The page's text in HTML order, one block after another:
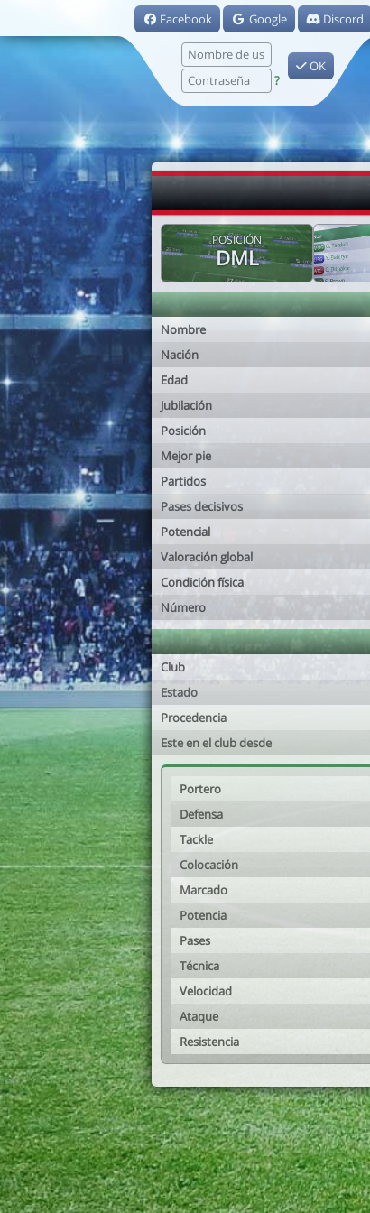
Facebook Google Discord
?
OK
POSICIÓN
DML
Nombre
Nación
Edad
Jubilación
Posición
Mejor pie
Partidos
Pases decisivos
Potencial
Valoración global
Condición física
Número
Club
Estado
Procedencia
Este en el club desde
Portero
Defensa
Tackle
Colocación
Marcado
Potencia
Pases
Técnica
Velocidad
Ataque
Resistencia